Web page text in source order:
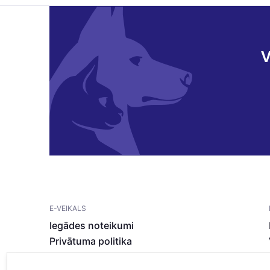
E-VEIKALS
Iegādes noteikumi
Privātuma politika